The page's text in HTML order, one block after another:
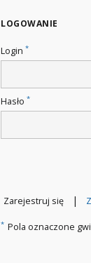
LOGOWANIE
Login *
Hasło *
Zarejestruj się |
* Pola oznaczone